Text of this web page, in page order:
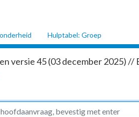
Hulptabel: Groep
versie 45 (03 december 2025)